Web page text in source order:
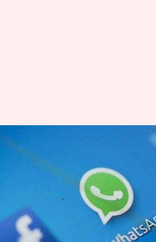
अब बिना ऐप ओपन
व्हाट्सऐप पर मिले
नया फीचर
Nov 23, 2018 05:03 pm
क्या है खबर?